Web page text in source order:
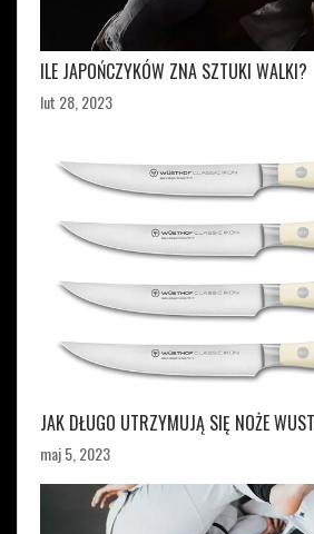
ILE JAPOŃCZYKÓW ZNA SZTUKI WALKI?
lut 28, 2023
JAK DŁUGO UTRZYMUJĄ SIĘ NOŻE
maj 5, 2023